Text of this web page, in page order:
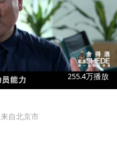
02:28
255.4万播放
来自北京市